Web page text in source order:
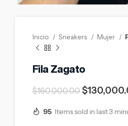
Inicio Sneakers Mujer
Fila Zagato
$160,000.00 $
95 Items sold in last 3